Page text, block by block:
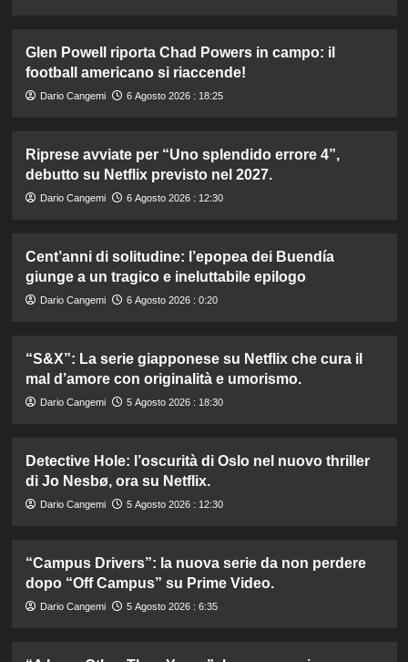
Glen Powell riporta Chad Powers in campo: il
football americano si riaccende!
Dario Cangemi 6 Agosto 2026 : 18:25
Riprese avviate per “Uno splendido errore 4”,
debutto su Netflix previsto nel 2027.
Dario Cangemi 6 Agosto 2026 : 12:30
Cent’anni di solitudine: l’epopea dei Buendía
giunge a un tragico e ineluttabile epilogo
Dario Cangemi 6 Agosto 2026 : 0:20
“S&X”: La serie giapponese su Netflix che cura il
mal d’amore con originalità e umorismo.
Dario Cangemi 5 Agosto 2026 : 18:30
Detective Hole: l’oscurità di Oslo nel nuovo thriller
di Jo Nesbø, ora su Netflix.
Dario Cangemi 5 Agosto 2026 : 12:30
“Campus Drivers”: la nuova serie da non perdere
dopo “Off Campus” su Prime Video.
Dario Cangemi 5 Agosto 2026 : 6:35